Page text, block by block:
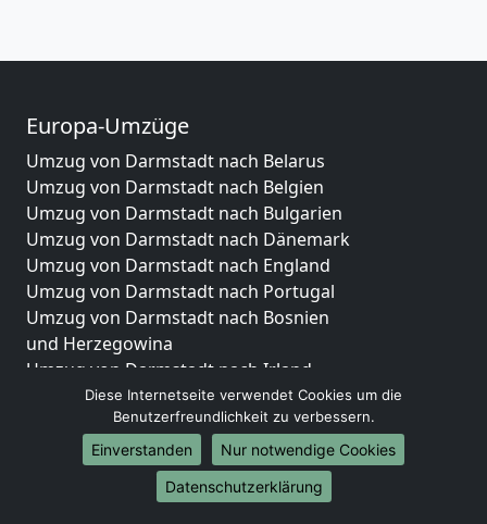
Europa-Umzüge
Umzug von Darmstadt nach Belarus
Umzug von Darmstadt nach Belgien
Umzug von Darmstadt nach Bulgarien
Umzug von Darmstadt nach Dänemark
Umzug von Darmstadt nach England
Umzug von Darmstadt nach Portugal
Umzug von Darmstadt nach Bosnien
und Herzegowina
Umzug von Darmstadt nach Irland
Umzug von Darmstadt nach Lettland
Umzug von Darmstadt nach Zypern
Umzug von Darmstadt nach Kroatien
Umzug von Darmstadt nach Estland
Umzug von Darmstadt nach Finnland
Diese Internetseite verwendet Cookies um die
Benutzerfreundlichkeit zu verbessern.
Einverstanden
Nur notwendige Cookies
Datenschutzerklärung